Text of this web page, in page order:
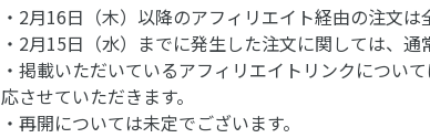
・2月16日（木）以降のアフィリエイト経由の注文
・2月15日（水）までに発生した注文に関しては、通
・掲載いただいているアフィリエイトリンクについ
応させていただきます。
・再開については未定でございます。